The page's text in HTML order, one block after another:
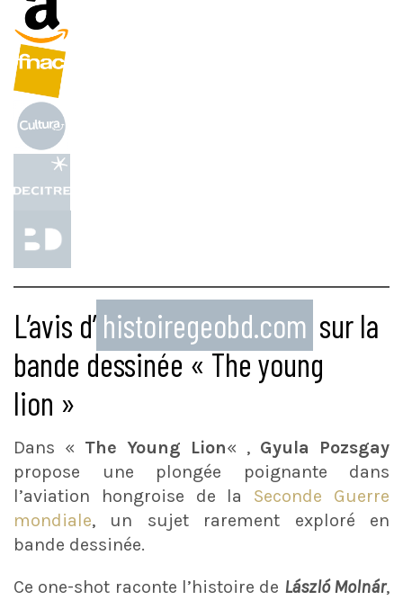
L’avis d’ histoiregeobd.com sur la
bande dessinée « The young
lion »
Dans « The Young Lion« , Gyula Pozsgay
propose une plongée poignante dans
l’aviation hongroise de la Seconde Guerre
mondiale, un sujet rarement exploré en
bande dessinée.
Ce one-shot raconte l’histoire de László Molnár,